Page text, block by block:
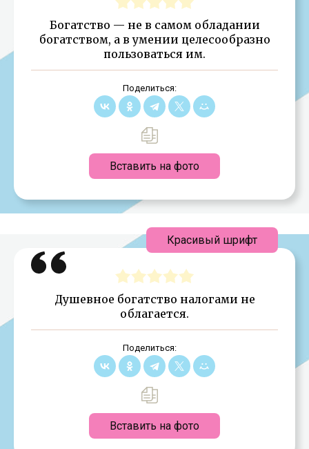
Богатство — не в самом обладании
богатством, а в умении целесообразно
пользоваться им.
Поделиться:
Вставить на фото
Душевное богатство налогами не
облагается.
Поделиться:
Вставить на фото
Красивый шрифт